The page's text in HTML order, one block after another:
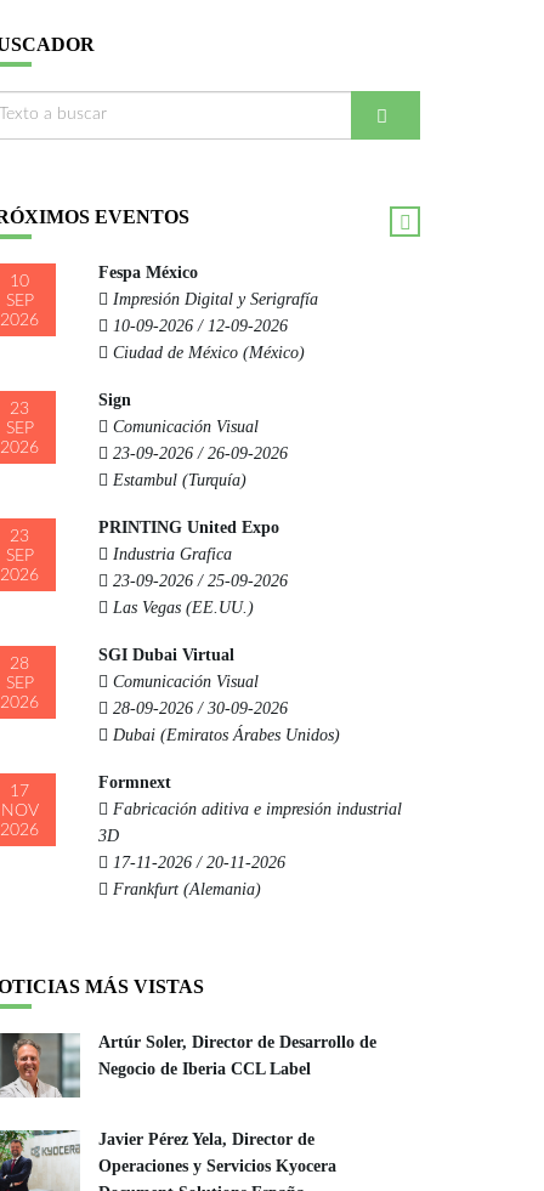
EVENTOS
10
SEP
2026
Fespa México
Impresión Digital y Serigrafía
10-09-2026 / 12-09-2026
Ciudad de México (México)
23
SEP
2026
Sign
Comunicación Visual
23-09-2026 / 26-09-2026
Estambul (Turquía)
23
SEP
2026
PRINTING United Expo
Industria Grafica
23-09-2026 / 25-09-2026
Las Vegas (EE.UU.)
28
SEP
2026
SGI Dubai Virtual
Comunicación Visual
28-09-2026 / 30-09-2026
Dubai (Emiratos Árabes Unidos)
17
NOV
2026
Formnext
Fabricación aditiva e impresión industrial
3D
17-11-2026 / 20-11-2026
Frankfurt (Alemania)
MÁS VISTAS
Artúr Soler, Director de Desarrollo de
Negocio de Iberia CCL Label
Javier Pérez Yela, Director de
Operaciones y Servicios Kyocera